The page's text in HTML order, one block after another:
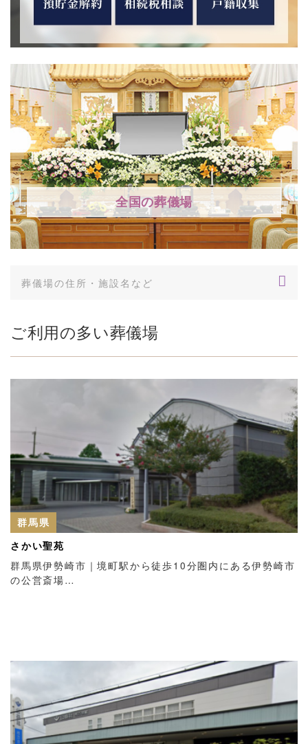
全国の葬儀場
ご利用の多い葬儀場
群馬県
さかい聖苑
群馬県伊勢崎市｜境町駅から徒歩10分圏内にある伊勢崎市
の公営斎場…